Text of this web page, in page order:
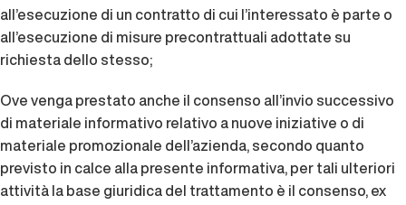
all’esecuzione di un contratto di cui l’interessato è parte o
all’esecuzione di misure precontrattuali adottate su
richiesta dello stesso;
Ove venga prestato anche il consenso all’invio successivo
di materiale informativo relativo a nuove iniziative o di
materiale promozionale dell’azienda, secondo quanto
previsto in calce alla presente informativa, per tali ulteriori
attività la base giuridica del trattamento è il consenso, ex